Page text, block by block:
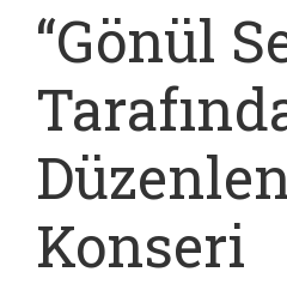
“Gönül
Konseri